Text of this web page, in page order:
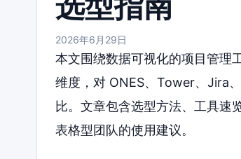
2026年6月29日
本文围绕数据可视化的项目管理
维度，对 ONES、Tower、Jira
比。文章包含选型方法、工具速
表格型团队的使用建议。